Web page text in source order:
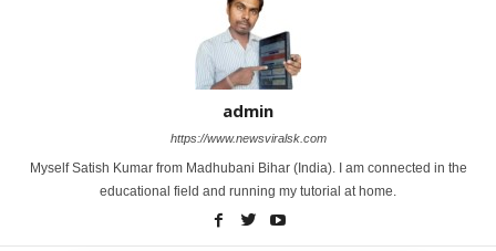
admin
https://www.newsviralsk.com
Myself Satish Kumar from Madhubani Bihar (India). I am connected in the
educational field and running my tutorial at home.